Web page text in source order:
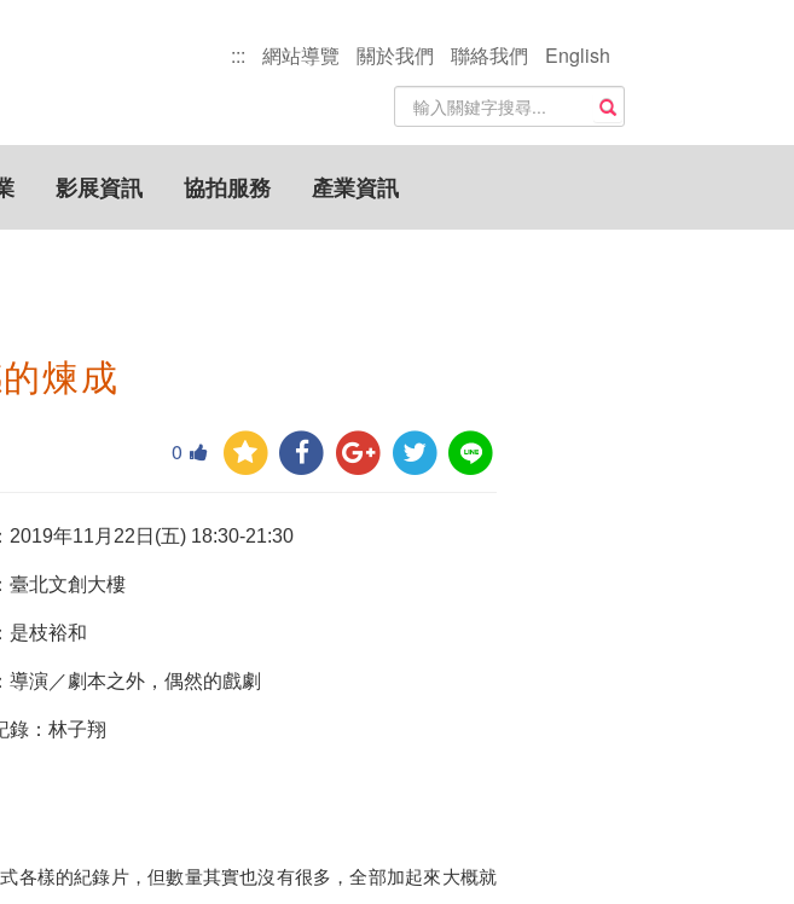
::: 網站導覽 關於我們 聯絡我們
English
站
內
搜
尋
關
鍵
搜尋
影展資訊 協拍服務 產業資訊
煉成
0
2019年11 月 22 日 (五) 18:30-21:30
臺北文創大樓
是枝裕和
導演／劇本之外，偶然的戲劇
錄：林子翔
各樣的紀錄片，但數量其實也沒有很多，全部加起來大概就